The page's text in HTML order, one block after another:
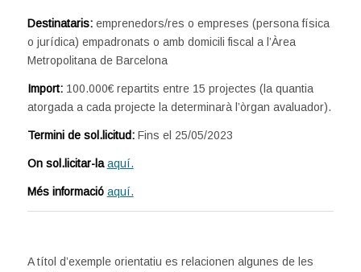
Destinataris:emprenedors/res o empreses (persona física
o jurídica) empadronats o amb domicili fiscal a l’Àrea
Metropolitana de Barcelona
Import:100.000€ repartits entre 15 projectes (la quantia
atorgada a cada projecte la determinarà l’òrgan avaluador).
Termini de sol.licitud:Fins el 25/05/2023
On sol.licitar-la aquí.
Més informació aquí.
A títol d’exemple orientatiu es relacionen algunes de les